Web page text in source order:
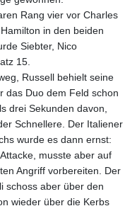
Rang vier vor Charles
in den beiden
Siebter, Nico
15.
Russell behielt seine
das Duo dem Feld schon
drei Sekunden davon,
Schnellere. Der Italiener
wurde es dann ernst:
musste aber auf
Angriff vorbereiten. Der
schoss aber über den
wieder über die Kerbs